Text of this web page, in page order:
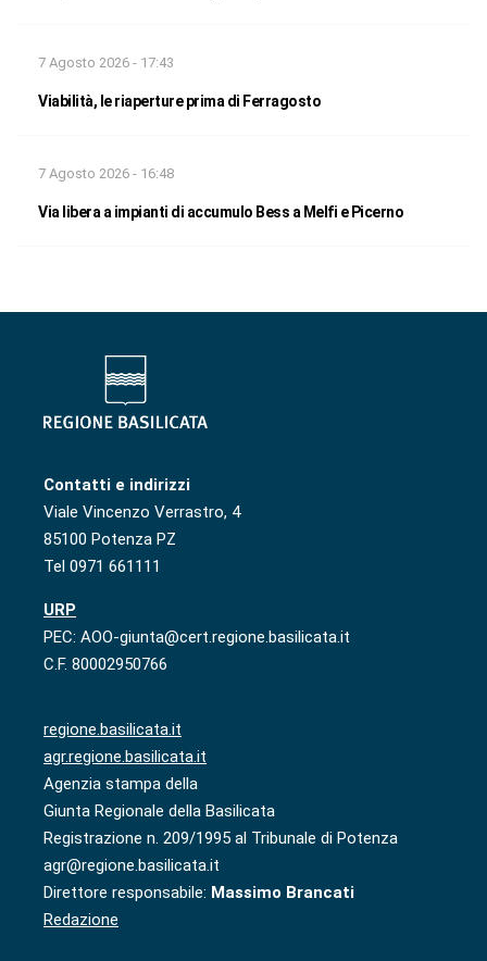
7 Agosto 2026 - 17:43
Viabilità, le riaperture prima di Ferragosto
7 Agosto 2026 - 16:48
Via libera a impianti di accumulo Bess a Melfi e Picerno
Contatti e indirizzi
Viale Vincenzo Verrastro, 4
85100 Potenza PZ
Tel 0971 661111
URP
PEC: AOO-giunta@cert.regione.basilicata.it
C.F. 80002950766
regione.basilicata.it
agr.regione.basilicata.it
Agenzia stampa della
Giunta Regionale della Basilicata
Registrazione n. 209/1995 al Tribunale di Potenza
agr@regione.basilicata.it
Direttore responsabile: Massimo Brancati
Redazione